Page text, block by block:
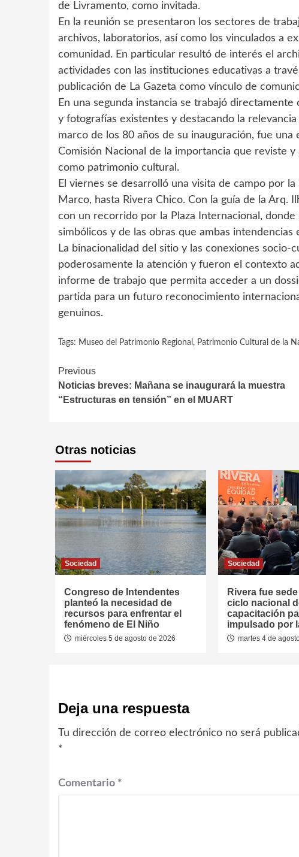
de Livramento, como invitada.
En la reunión se presentaron los sectores de
archivos, laboratorios, así como los vinculados a
comunidad. En particular resultó de interés el
actividades con las instituciones educativas a
publicación de La Gazeta como vínculo de
En una segunda instancia se trabajó
y fotografías existentes y destacando la
marco de los 80 años de su inauguración, fue
Comisión Nacional de la importancia que reviste
como patrimonio cultural.
El viernes se desarrolló una visita de campo por
Marco, hasta Rivera Chico. Con la guía de la Arq.
con un recorrido por la Plaza Internacional,
simbólicos y de las obras que ambas intendencias
La binacionalidad del sitio y las conexiones socio-
poderosamente la atención y fueron el contexto
informe de trabajo que permita acceder a un
partida para un futuro reconocimiento
genuinos.
Tags: Museo del Patrimonio Regional , Patrimonio Cultural de la
Continue
Reading
Previous
Noticias breves: Mañana se inaugurará la muestra
“Estructuras en tensión” en el MUART
Otras noticias
Sociedad
Congreso de Intendentes
planteó la necesidad de
recursos para enfrentar el
fenómeno de El Niño
miércoles 5 de agosto de 2026
Sociedad
Rivera fue
ciclo nacional
capacitación
impulsado por
martes 4 de
Deja una respuesta
Tu dirección de correo electrónico no será
*
Comentario *